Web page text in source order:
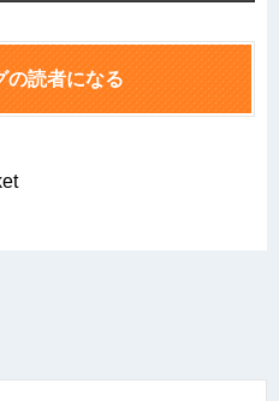
の読者になる